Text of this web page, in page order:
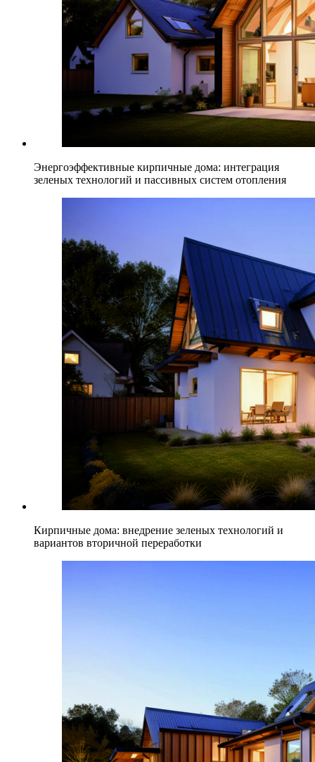
Энергоэффективные кирпичные дома: интеграция
зеленых технологий и пассивных систем отопления
Кирпичные дома: внедрение зеленых технологий и
вариантов вторичной переработки